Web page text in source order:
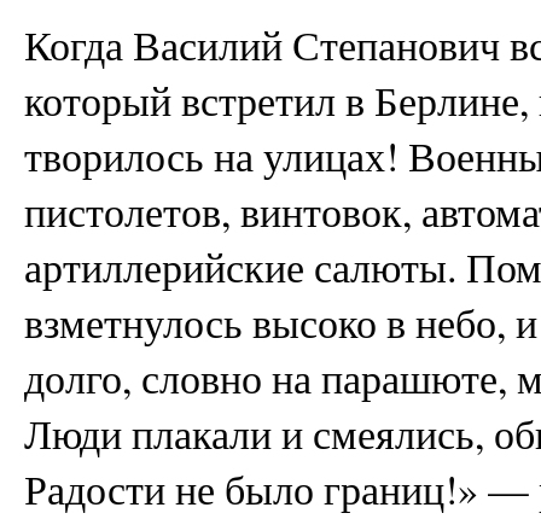
Когда Василий Степанович
который встретил в
творилось на улицах!
пистолетов, винтовок,
артиллерийские салюты.
взметнулось высоко в небо,
долго, словно на парашюте,
Люди плакали и смеялись,
Радости не было границ!» —